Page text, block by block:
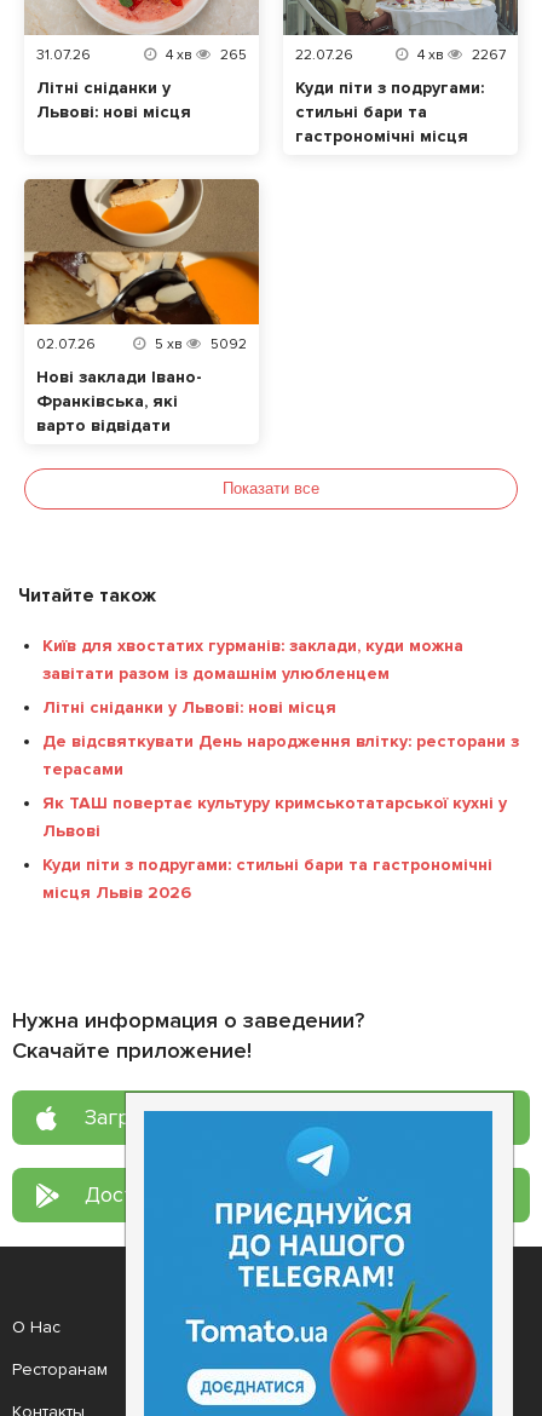
31.07.26 4 хв 265
Літні сніданки у
Львові: нові місця
22.07.26 4 хв 2267
Куди піти з подругами:
стильні бари та
гастрономічні місця
02.07.26 5 хв 5092
Нові заклади Івано-
Франківська, які
варто відвідати
Показати все
Читайте також
Київ для хвостатих гурманів: заклади, куди можна
завітати разом із домашнім улюбленцем
Літні сніданки у Львові: нові місця
Де відсвяткувати День народження влітку: ресторани з
терасами
Як ТАШ повертає культуру кримськотатарської кухні у
Львові
Куди піти з подругами: стильні бари та гастрономічні
місця Львів 2026
Нужна информация о заведении?
Скачайте приложение!
Загрузите в App Store
Доступно в Google Play
О Нас
Ресторанам
Контакты
Рецепт дня
Новости
Анонсы